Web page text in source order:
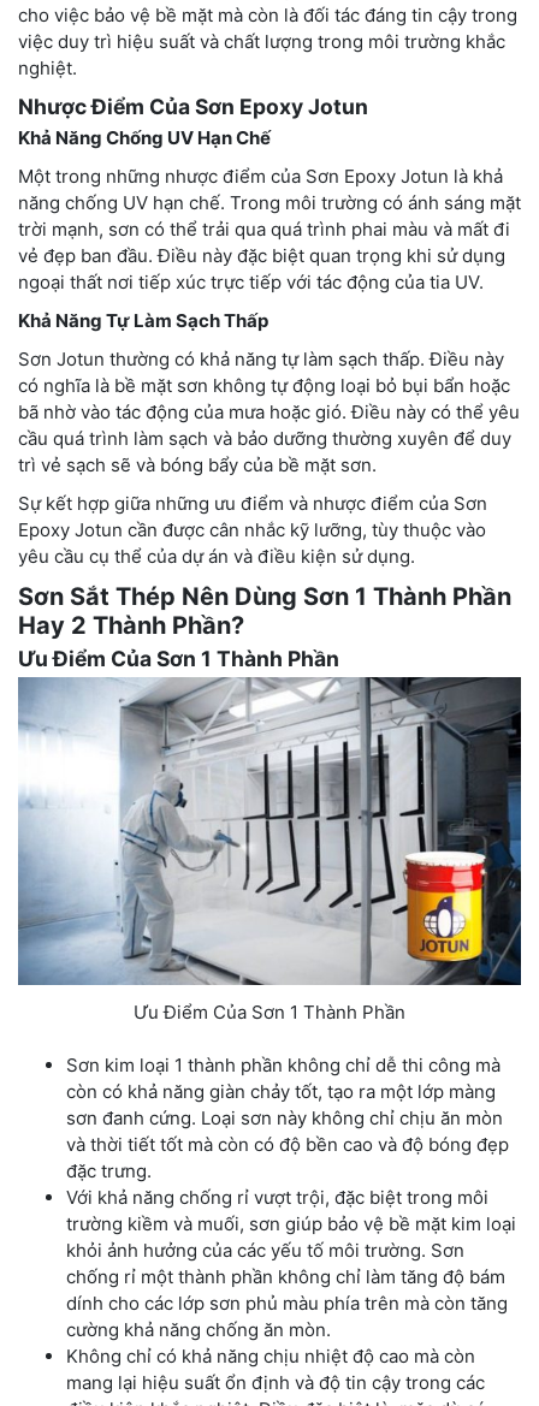
cho việc bảo vệ bề mặt mà còn là đối tác đáng tin cậy trong
việc duy trì hiệu suất và chất lượng trong môi trường khắc
nghiệt.
Nhược Điểm Của Sơn Epoxy Jotun
Khả Năng Chống UV Hạn Chế
Một trong những nhược điểm của Sơn Epoxy Jotun là khả
năng chống UV hạn chế. Trong môi trường có ánh sáng mặt
trời mạnh, sơn có thể trải qua quá trình phai màu và mất đi
vẻ đẹp ban đầu. Điều này đặc biệt quan trọng khi sử dụng
ngoại thất nơi tiếp xúc trực tiếp với tác động của tia UV.
Khả Năng Tự Làm Sạch Thấp
Sơn Jotun thường có khả năng tự làm sạch thấp. Điều này
có nghĩa là bề mặt sơn không tự động loại bỏ bụi bẩn hoặc
bã nhờ vào tác động của mưa hoặc gió. Điều này có thể yêu
cầu quá trình làm sạch và bảo dưỡng thường xuyên để duy
trì vẻ sạch sẽ và bóng bẩy của bề mặt sơn.
Sự kết hợp giữa những ưu điểm và nhược điểm của Sơn
Epoxy Jotun cần được cân nhắc kỹ lưỡng, tùy thuộc vào
yêu cầu cụ thể của dự án và điều kiện sử dụng.
Sơn Sắt Thép Nên Dùng Sơn 1 Thành Phần
Hay 2 Thành Phần?
Ưu Điểm Của Sơn 1 Thành Phần
Ưu Điểm Của Sơn 1 Thành Phần
Sơn kim loại 1 thành phần không chỉ dễ thi công mà
còn có khả năng giàn chảy tốt, tạo ra một lớp màng
sơn đanh cứng. Loại sơn này không chỉ chịu ăn mòn
và thời tiết tốt mà còn có độ bền cao và độ bóng đẹp
đặc trưng.
Với khả năng chống rỉ vượt trội, đặc biệt trong môi
trường kiềm và muối, sơn giúp bảo vệ bề mặt kim loại
khỏi ảnh hưởng của các yếu tố môi trường. Sơn
chống rỉ một thành phần không chỉ làm tăng độ bám
dính cho các lớp sơn phủ màu phía trên mà còn tăng
cường khả năng chống ăn mòn.
Không chỉ có khả năng chịu nhiệt độ cao mà còn
mang lại hiệu suất ổn định và độ tin cậy trong các